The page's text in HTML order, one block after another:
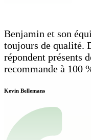
Benjamin et son
toujours de qualité.
répondent présents
recommande à 100
Kevin Bellemans